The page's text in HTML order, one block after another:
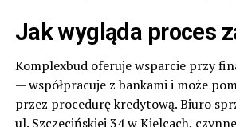
Jak wygląda proces
Komplexbud oferuje wsparcie przy
— współpracuje z bankami i może
przez procedurę kredytową. Biuro
ul. Szczecińskiej 34 w Kielcach,